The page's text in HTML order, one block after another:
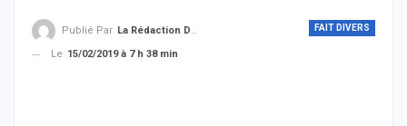
FAIT DIVERS
Publié Par La Rédaction De THIEYSENEGAL.com
Le 15/02/2019 à 7 h 38 min